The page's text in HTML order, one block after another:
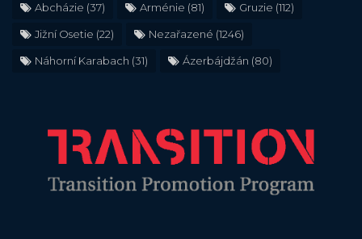
Abcházie (37) Arménie (81) Gruzie (112)
Jižní Osetie (22) Nezařazené (1246)
Náhorní Karabach (31) Ázerbájdžán (80)